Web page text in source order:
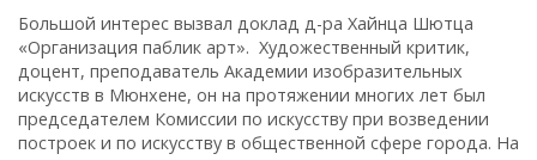
Большой интерес вызвал доклад д-ра Хайнца Шютца
«Организация паблик арт». Художественный критик,
доцент, преподаватель Академии изобразительных
искусств в Мюнхене, он на протяжении многих лет был
председателем Комиссии по искусству при возведении
построек и по искусству в общественной сфере города. На